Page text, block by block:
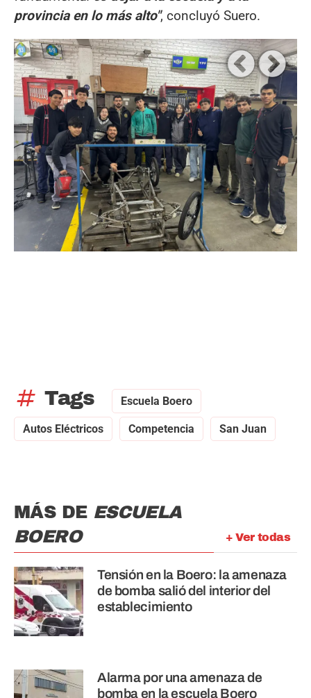
provincia en lo más alto", concluyó Suero.
tag Tags Escuela Boero
Autos Eléctricos Competencia San Juan
+ Ver todas
MÁS DE ESCUELA
BOERO
Tensión en la Boero: la amenaza
de bomba salió del interior del
establecimiento
Alarma por una amenaza de
bomba en la escuela Boero